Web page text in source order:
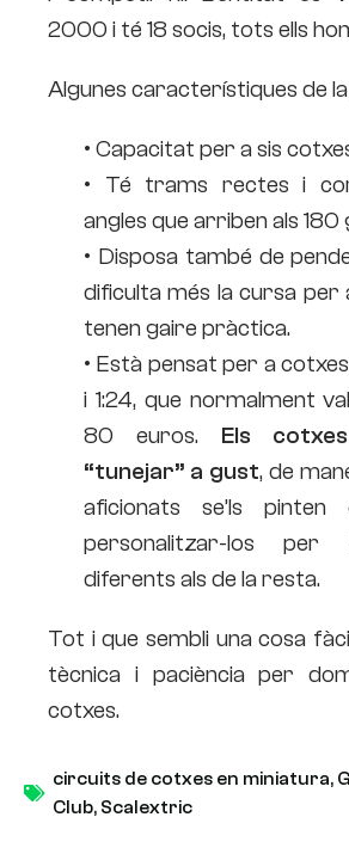
2000 i té 18 socis, tots ells
Algunes característiques de
• Capacitat per a sis
• Té trams rectes i
angles que arriben als 180
• Disposa també de
dificulta més la cursa per
tenen gaire pràctica.
• Està pensat per a cotxes
i 1:24, que normalment
80 euros. Els
“tunejar” a gust, de
aficionats se’ls
personalitzar-los per
diferents als de la resta.
Tot i que sembli una cosa
tècnica i paciència per
cotxes.
circuits de cotxes en miniatura,
Club, Scalextric